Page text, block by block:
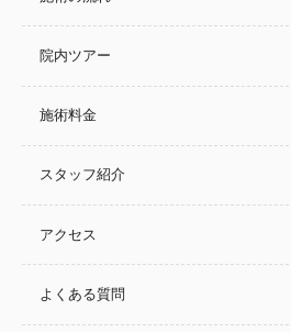
院内ツアー
施術料金
スタッフ紹介
アクセス
よくある質問